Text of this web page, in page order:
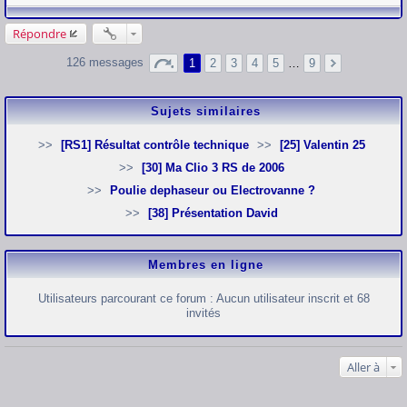
Répondre
126 messages 1 2 3 4 5 9
Sujets similaires
[RS1] Résultat contrôle technique
[25] Valentin 25
[30] Ma Clio 3 RS de 2006
Poulie dephaseur ou Electrovanne ?
[38] Présentation David
Membres en ligne
Utilisateurs parcourant ce forum : Aucun utilisateur inscrit et 68
invités
Aller à